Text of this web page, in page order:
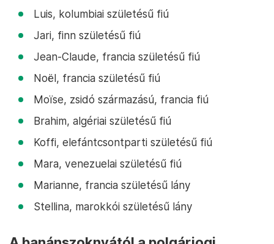
Luis, kolumbiai születésű fiú
Jari, finn születésű fiú
Jean-Claude, francia születésű fiú
Noël, francia születésű fiú
Moïse, zsidó származású, francia fiú
Brahim, algériai születésű fiú
Koffi, elefántcsontparti születésű fiú
Mara, venezuelai születésű fiú
Marianne, francia születésű lány
Stellina, marokkói születésű lány